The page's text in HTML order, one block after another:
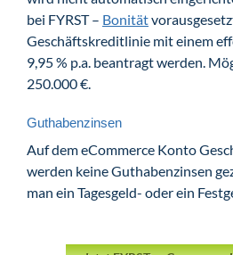
bei FYRST – Bonität
Geschäftskreditlinie mit einem
9,95 % p.a. beantragt werden.
250.000 €.
Guthabenzinsen
Auf dem eCommerce Konto
werden keine Guthabenzinsen
man ein Tagesgeld- oder ein